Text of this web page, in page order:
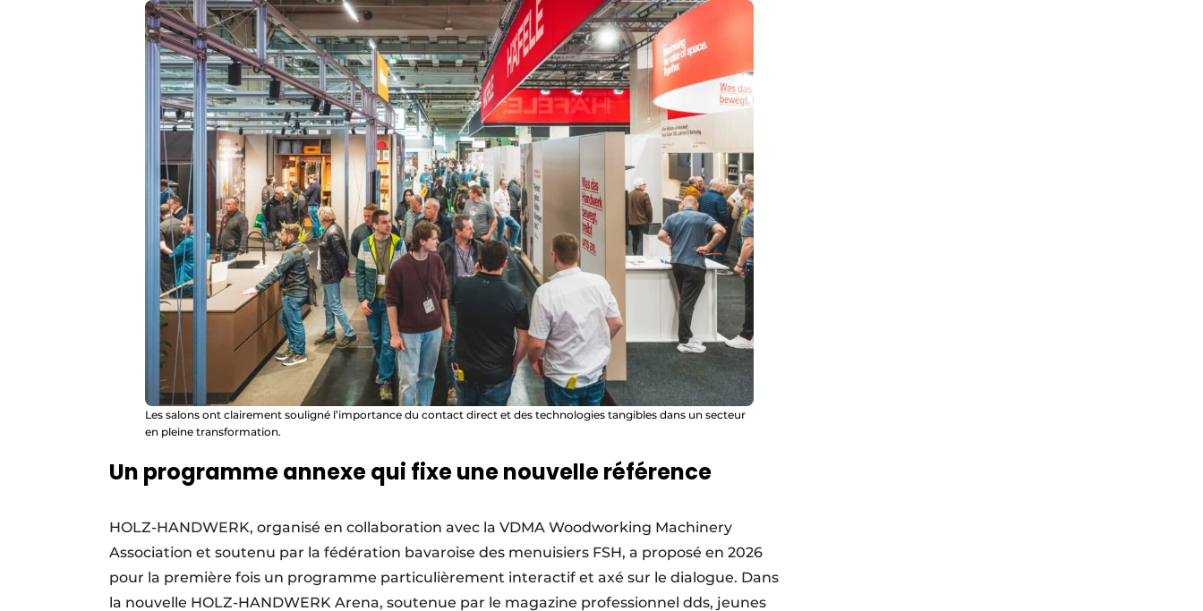
Les salons ont clairement souligné l’importance du contact direct et des technologies tangibles dans un secteur
en pleine transformation.
Un programme annexe qui fixe une nouvelle référence
HOLZ-HANDWERK, organisé en collaboration avec la VDMA Woodworking Machinery
Association et soutenu par la fédération bavaroise des menuisiers FSH, a proposé en 2026
pour la première fois un programme particulièrement interactif et axé sur le dialogue. Dans
la nouvelle HOLZ-HANDWERK Arena, soutenue par le magazine professionnel dds, jeunes